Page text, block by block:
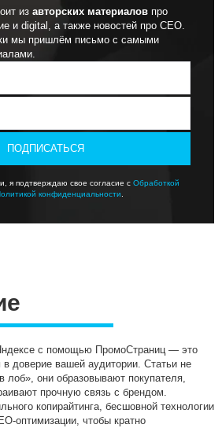
из авторских материалов про
и digital, а также новостей про СЕО.
мы пришлём письмо с самыми
ПОДПИСАТЬСЯ
я подтверждаю свое согласие с Обработкой
конфиденциальности.
с помощью ПромоСтраниц — это
в доверие вашей аудитории. Статьи не
лоб», они образовывают покупателя,
прочную связь с брендом.
копирайтинга, бесшовной технологии
оптимизации, чтобы кратно